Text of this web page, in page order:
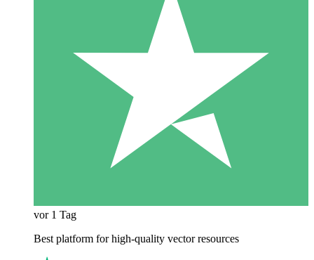
vor 1 Tag
Best platform for high-quality vector resources